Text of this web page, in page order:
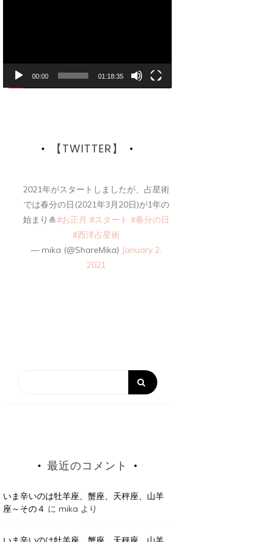
ヤ
00:00 01:18:35
【TWITTER】
2021年がスタートしましたが、占星術
では春分の日(2021年3月20日)が1年の
始まり🎍#お正月 #スタート #春分の日
#西洋占星術
— mika (@ShareMika) January 2,
2021
最近のコメント
いま辛いのは牡羊座、蟹座、天秤座、山羊
座～その４ にmika より